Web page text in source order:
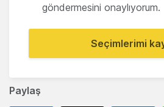
Paylaş
göndermesini onaylıyorum.
Seçimlerimi